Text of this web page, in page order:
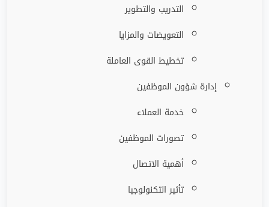
التدريب والتطوير
التعويضات والمزايا
تخطيط القوى العاملة
إدارة شؤون الموظفين
خدمة العملاء
تصورات الموظفين
أهمية الاتصال
تأثير التكنولوجيا